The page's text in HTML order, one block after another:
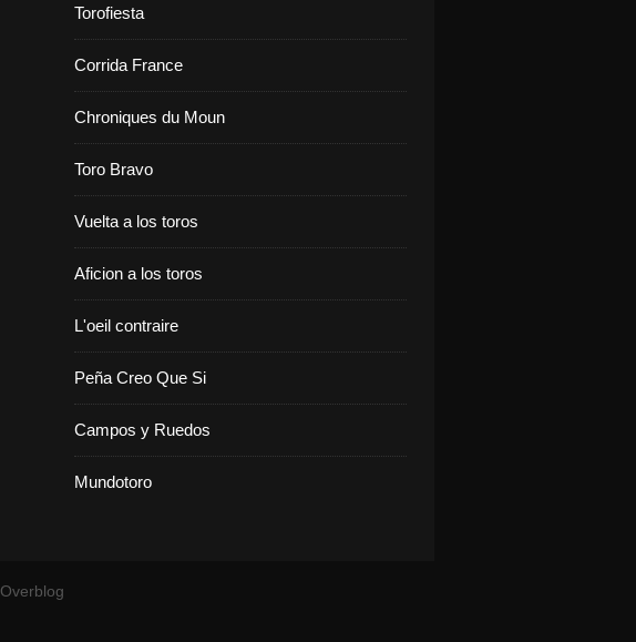
Torofiesta
Corrida France
Chroniques du Moun
Toro Bravo
Vuelta a los toros
Aficion a los toros
L'oeil contraire
Peña Creo Que Si
Campos y Ruedos
Mundotoro
Overblog